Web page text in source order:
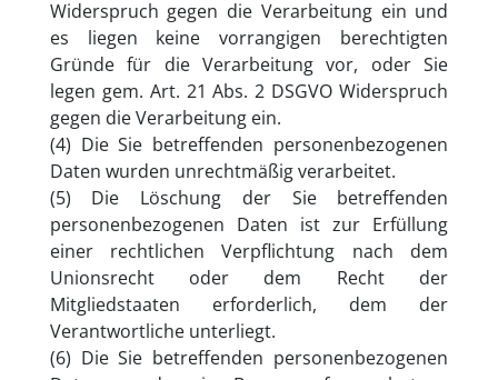
Widerspruch gegen die Verarbeitung ein und
es liegen keine vorrangigen berechtigten
Gründe für die Verarbeitung vor, oder Sie
legen gem. Art. 21 Abs. 2 DSGVO Widerspruch
gegen die Verarbeitung ein.
(4) Die Sie betreffenden personenbezogenen
Daten wurden unrechtmäßig verarbeitet.
(5) Die Löschung der Sie betreffenden
personenbezogenen Daten ist zur Erfüllung
einer rechtlichen Verpflichtung nach dem
Unionsrecht oder dem Recht der
Mitgliedstaaten erforderlich, dem der
Verantwortliche unterliegt.
(6) Die Sie betreffenden personenbezogenen